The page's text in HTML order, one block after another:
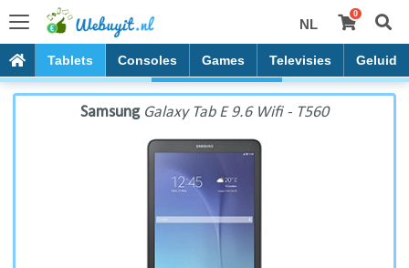
NL
0
Tablets Consoles Games Televisies Geluid
Samsung Galaxy Tab E 9.6 Wifi - T560
Samsung Galaxy Tab E 9.6 Wifi - T560